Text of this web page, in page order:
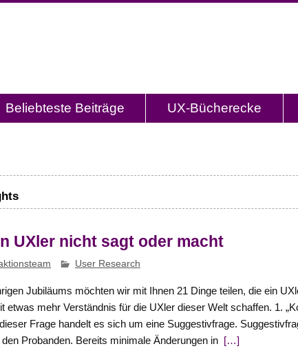
ist ein Wissensportal mit Studien,
Beliebteste Beiträge UX-Bücherecke
UXler nicht sagt oder macht
User Research
Jubiläums möchten wir mit Ihnen 21 Dinge teilen, die ein
etwas mehr Verständnis für die UXler dieser Welt schaffen. 1.
Frage handelt es sich um eine Suggestivfrage.
Probanden. Bereits minimale Änderungen in […]